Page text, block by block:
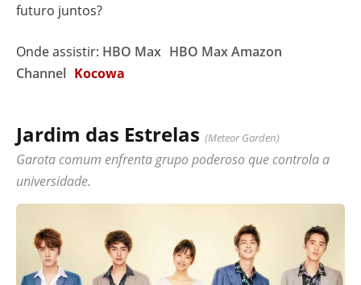
futuro juntos?
Onde assistir: HBO Max HBO Max Amazon
Channel Kocowa
Jardim das Estrelas (Meteor Garden)
Garota comum enfrenta grupo poderoso que controla a
universidade.